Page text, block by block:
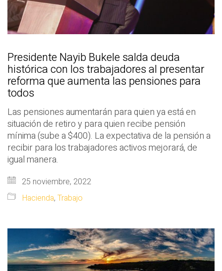
Presidente Nayib Bukele salda deuda
histórica con los trabajadores al presentar
reforma que aumenta las pensiones para
todos
Las pensiones aumentarán para quien ya está en
situación de retiro y para quien recibe pensión
mínima (sube a $400). La expectativa de la pensión a
recibir para los trabajadores activos mejorará, de
igual manera.
25 noviembre, 2022
Hacienda, Trabajo